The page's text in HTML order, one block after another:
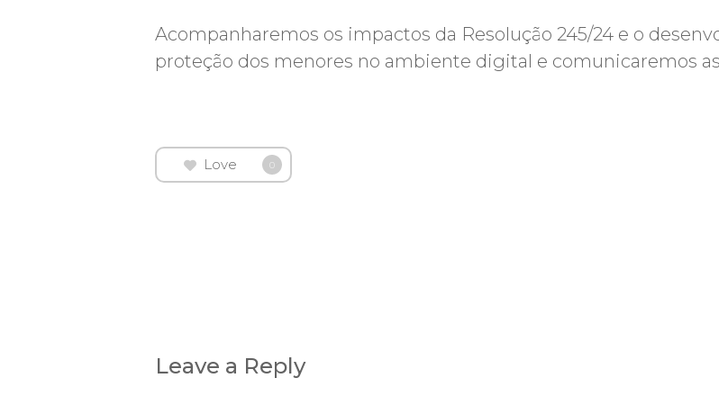
Acompanharemos os impactos da Resolução 245/24 e o
proteção dos menores no ambiente digital e comunicaremos
Love 0
Leave a Reply